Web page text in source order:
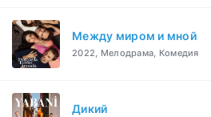
Между миром и мной
2022, Мелодрама, Комедия
Дикий